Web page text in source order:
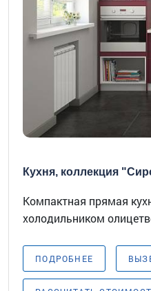
Кухня, коллекция
Компактная прямая
холодильником
ПОДРОБНЕЕ